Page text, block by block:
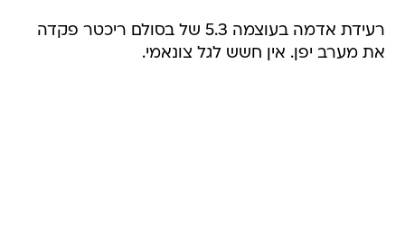
רעידת אדמה בעוצמה 5.3 של בסולם ריכטר פקדה
את מערב יפן. אין חשש לגל צונאמי.